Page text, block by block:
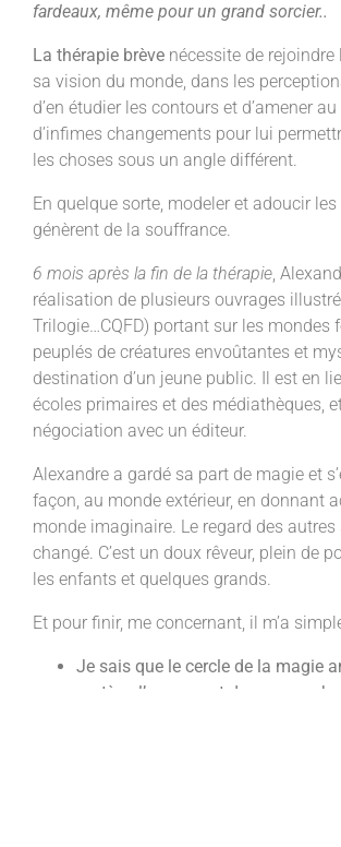
fardeaux, même pour un grand sorcier..
La thérapie brève nécessite de
sa vision du monde, dans les
d’en étudier les contours et d’amener
d’infimes changements pour lui
les choses sous un angle différent.
En quelque sorte, modeler et adoucir
génèrent de la souffrance.
6 mois après la fin de la thérapie,
réalisation de plusieurs ouvrages
Trilogie…CQFD) portant sur les mondes
peuplés de créatures envoûtantes et
destination d’un jeune public. Il est en
écoles primaires et des médiathèques,
négociation avec un éditeur.
Alexandre a gardé sa part de magie et
façon, au monde extérieur, en donnant
monde imaginaire. Le regard des autres
changé. C’est un doux rêveur, plein de
les enfants et quelques grands.
Et pour finir, me concernant, il m’a
Je sais que le cercle de la magie
protège l’anonymat de ses